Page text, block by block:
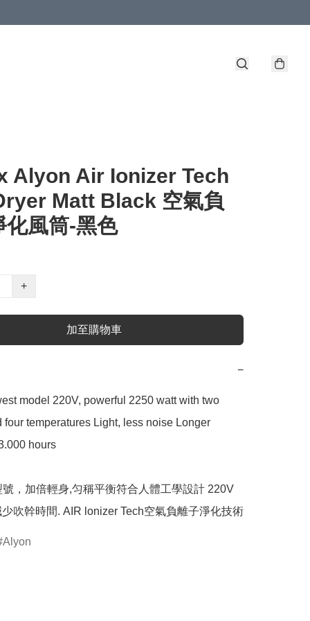
Alyon Air Ionizer Tech
Matt Black 空氣負
化風筒-黑色
+
加至購物車
−
model 220V, powerful 2250 watt with two
four temperatures Light, less noise Longer
hours
，加倍輕身,匀稱平衡符合人體工學設計 220V
Alyon